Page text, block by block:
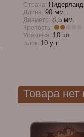
Страна:
Длина: 90 мм.
Диаметр: 8,5 мм.
Крепость:
Упаковка: 10 шт.
Блок: 10 уп.
Товара нет